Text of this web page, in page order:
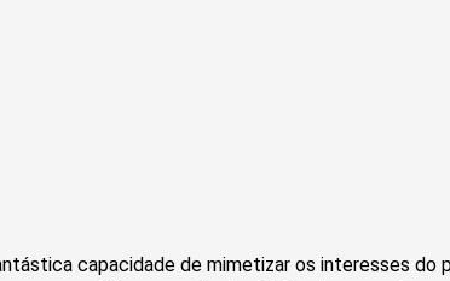
capacidade de mimetizar os interesses do